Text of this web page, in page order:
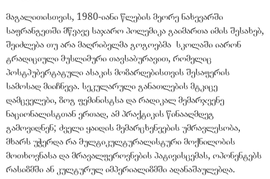
მაგალითისთვის, 1980-იანი წლების მეორე ნახევარში
საფრანგეთში მწვავე საჯარო პოლემიკა გაიმართა იმის შესახებ,
შეიძლება თუ არა მაღრიბელმა გოგოებმა სკოლაში იარონ
ტრადიციული მუსლიმური თავსაბურავით, რომელიც
პოსტპუბერტატული ასაკის მოზარდებისთვის შესაფერის
სამოსად მიიჩნევა. სეკულარული განათლების მტკიცე
დამცველები, ზოგ ფემინისტსა და რადიკალ მემარჯვენე
ნაციონალისტთან ერთად, ამ პრაქტიკის წინააღმდეგ
გამოვიდნენ; ძველი ყაიდის მემარცხენეების უმრავლესობა,
მხარს უჭერდა რა მულტიკულტურალისტური მოქნილობის
მოთხოვნასა და მრავალფეროვნების პატივისცემას, ოპონენტებს
რასიზმში ან კულტურულ იმპერიალიზმში ადანაშაულებდა.